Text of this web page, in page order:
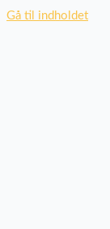
Gå til indholdet